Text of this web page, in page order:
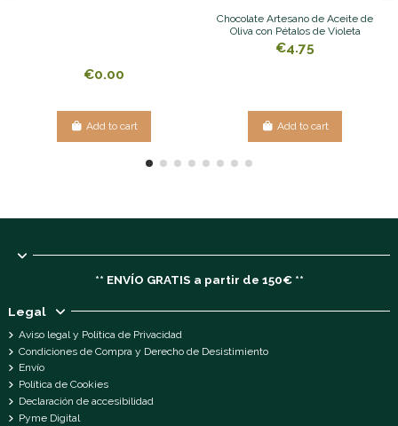
€0.00
Add to cart
Chocolate Artesano de Aceite de
Oliva con Pétalos de Violeta
€4.75
Add to cart
** ENVÍO GRATIS a partir de 150€ **
Legal
Aviso legal y Política de Privacidad
Condiciones de Compra y Derecho de Desistimiento
Envío
Política de Cookies
Declaración de accesibilidad
Pyme Digital